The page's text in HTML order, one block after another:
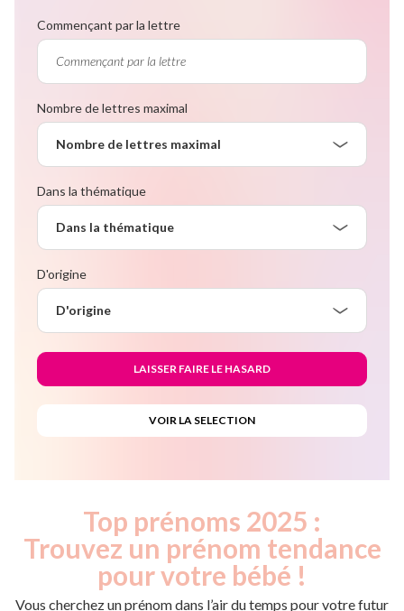
Commençant par la lettre
Nombre de lettres maximal
Nombre de lettres maximal
Dans la thématique
Dans la thématique
D'origine
D'origine
Top prénoms 2025 :
Trouvez un prénom tendance
pour votre bébé !
Vous cherchez un prénom dans l’air du temps pour votre futur